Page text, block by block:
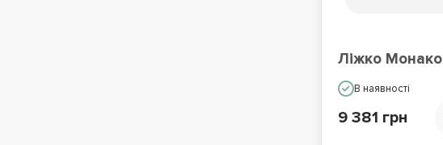
Ліжко Монако
В наявності
9 381 грн